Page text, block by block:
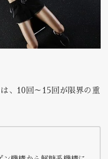
、10回～15回が限界の重